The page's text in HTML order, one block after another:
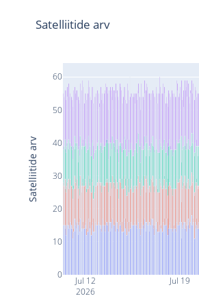
Jul 12
2026
Jul 19
0
10
20
30
40
50
60
Satelliitide arv
Satelliitide arv